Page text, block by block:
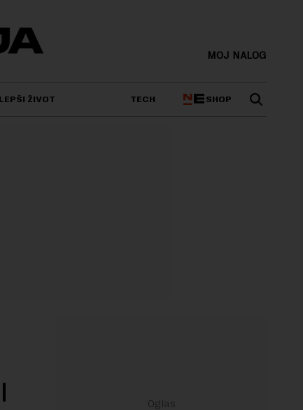
MOJ NALOG
LEPŠI ŽIVOT TECH SHOP